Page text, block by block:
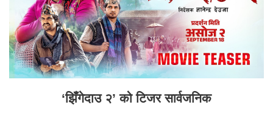
‘झिँगेदाउ २’ को टिजर सार्वजनिक